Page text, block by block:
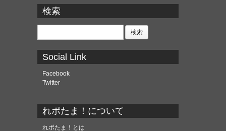
カ
イ
ブ
検索
検
Social Link
Facebook
Twitter
れポたま！について
れポたま！とは